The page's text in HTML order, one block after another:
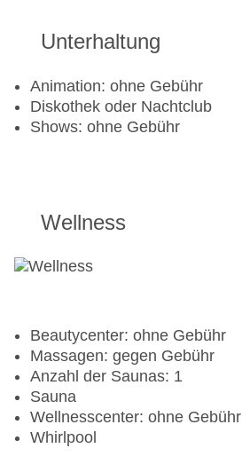
Golfplatz: gegen Gebühr
Tennisplatz
Unterhaltung
Animation: ohne Gebühr
Diskothek oder Nachtclub
Shows: ohne Gebühr
Wellness
Beautycenter: ohne Gebühr
Massagen: gegen Gebühr
Anzahl der Saunas: 1
Sauna
Wellnesscenter: ohne Gebühr
Whirlpool